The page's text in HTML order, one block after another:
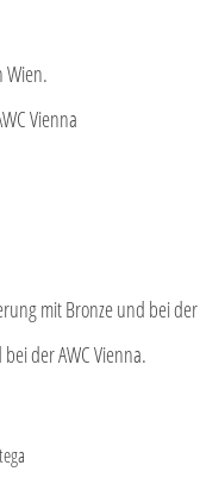
Wien.
Vienna
mit Bronze und bei
der AWC Vienna.